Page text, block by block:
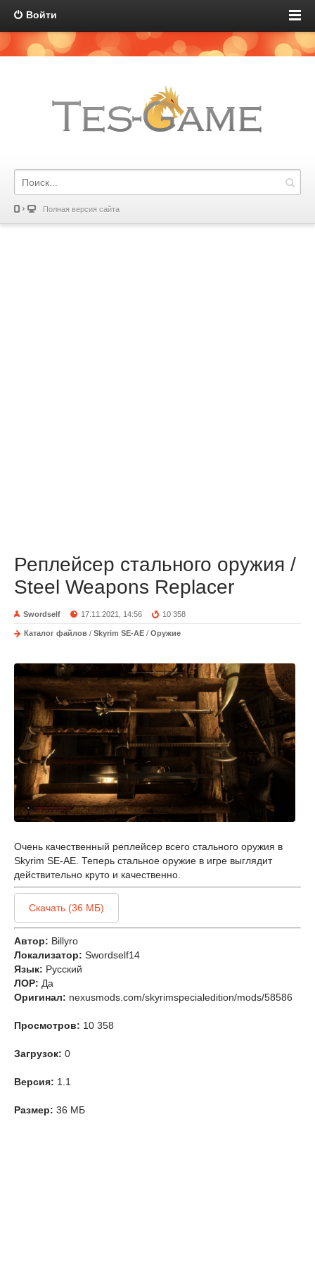
Войти
Полная версия сайта
Реплейсер стального оружия /
Steel Weapons Replacer
Swordself 17.11.2021, 14:56 10 358
Каталог файлов / Skyrim SE-AE / Оружие
Очень качественный реплейсер всего стального оружия в
Skyrim SE-AE. Теперь стальное оружие в игре выглядит
действительно круто и качественно.
Скачать (36 МБ)
Автор: Billyro
Локализатор: Swordself14
Язык: Русский
ЛОР: Да
Оригинал: nexusmods.com/skyrimspecialedition/mods/58586
Просмотров: 10 358
Загрузок: 0
Версия: 1.1
Размер: 36 МБ